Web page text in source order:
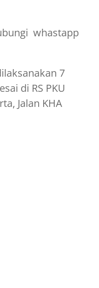
whastapp
7
di RS PKU
Jalan KHA